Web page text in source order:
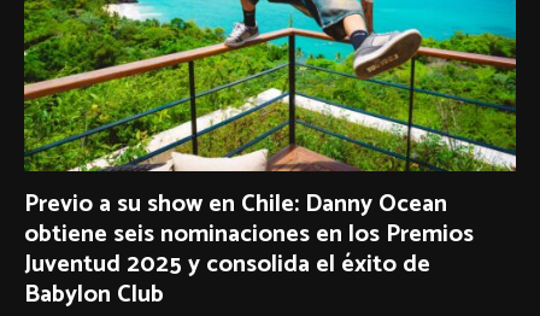
Previo a su show en Chile: Danny Ocean
obtiene seis nominaciones en los Premios
Juventud 2025 y consolida el éxito de
Babylon Club